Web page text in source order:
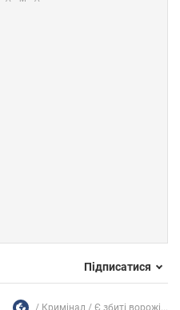
Підписатися
Кримінал Є збиті ворожі...